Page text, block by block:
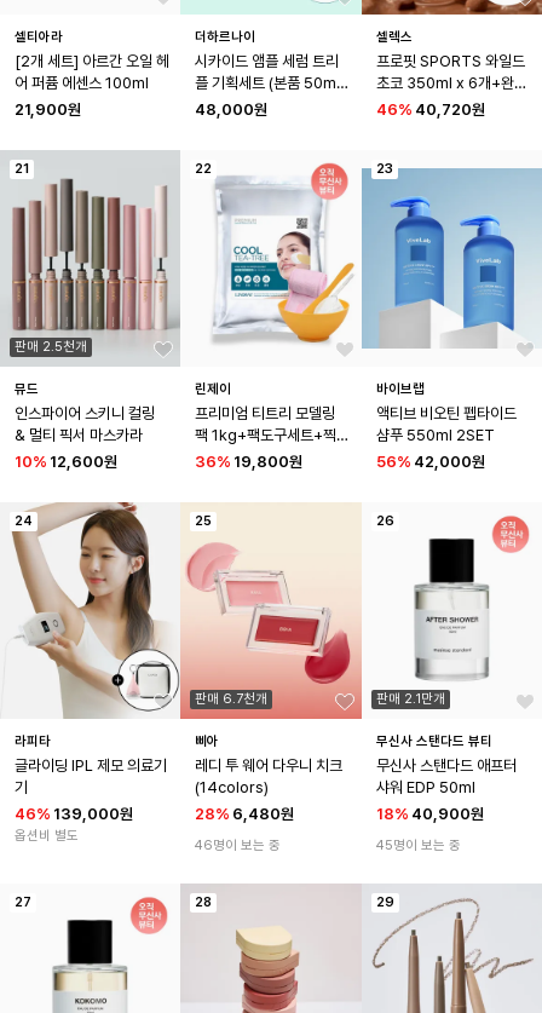
셀티아라
[2개 세트] 아르간 오일 헤
어 퍼퓸 에센스 100ml
21,900원
더하르나이
시카이드 앰플 세럼 트리
플 기획세트 (본품 50ml
+ 리필 50ml 2개)+시카
48,000원
셀렉스
프로핏 SPORTS 와일드
초코 350ml x 6개+완전
단백질(4종 중 택1) 250
46% 40,720원
21
판매 2.5천개
뮤드
인스파이어 스키니 컬링
& 멀티 픽서 마스카라
10% 12,600원
22
린제이
프리미엄 티트리 모델링
팩 1kg+팩도구세트+찍찍
이헤어밴드 증정 홈에스테
36% 19,800원
23
바이브랩
액티브 비오틴 펩타이드
샴푸 550ml 2SET
56% 42,000원
24
라피타
글라이딩 IPL 제모 의료기
기
46% 139,000원
옵션비 별도
25
판매 6.7천개
삐아
레디 투 웨어 다우니 치크
(14colors)
28% 6,480원
46명이 보는 중
26
판매 2.1만개
무신사 스탠다드 뷰티
무신사 스탠다드 애프터
샤워 EDP 50ml
18% 40,900원
45명이 보는 중
27 28 29